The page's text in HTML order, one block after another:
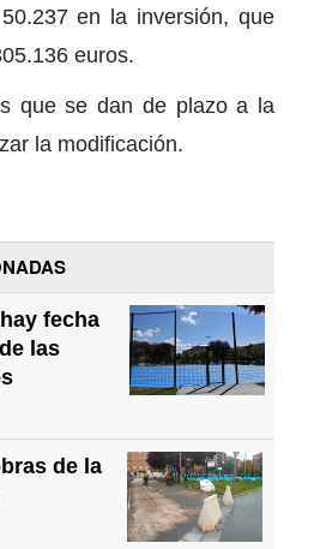
en la inversión, que
euros.
que se dan de plazo a la
la modificación.
fecha
las
de la